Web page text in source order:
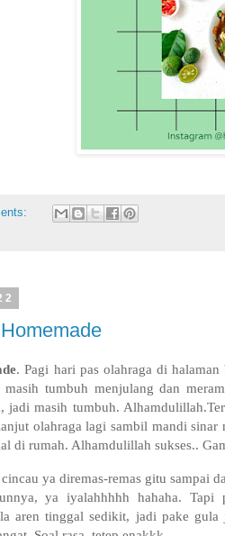
. Pagi hari pas olahraga di
tumbuh menjulang dan
jadi masih tumbuh.
olahraga lagi sambil mandi
di rumah. Alhamdulillah sukses..
ya diremas-remas gitu sampai
ya iyalahhhhh hahaha.
aren tinggal sedikit, jadi pake